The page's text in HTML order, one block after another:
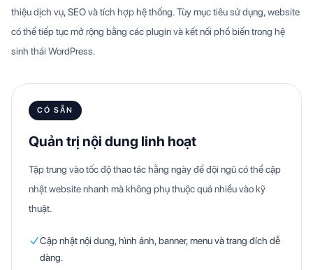
thiệu dịch vụ, SEO và tích hợp hệ thống. Tùy mục tiêu sử dụng, website
có thể tiếp tục mở rộng bằng các plugin và kết nối phổ biến trong hệ
sinh thái WordPress.
CÓ SẴN
Quản trị nội dung linh hoạt
Tập trung vào tốc độ thao tác hằng ngày để đội ngũ có thể cập
nhật website nhanh mà không phụ thuộc quá nhiều vào kỹ
thuật.
Cập nhật nội dung, hình ảnh, banner, menu và trang đích dễ
dàng.